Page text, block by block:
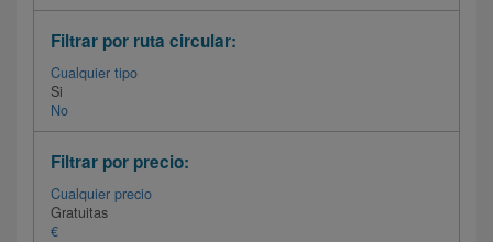
Filtrar por ruta circular:
Cualquier tipo
Si
No
Filtrar por precio:
Cualquier precio
Gratuitas
€